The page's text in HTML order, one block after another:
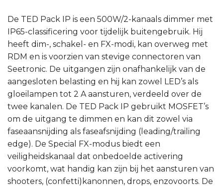
De TED Pack IP is een 500W/2-kanaals dimmer met
IP65-classificering voor tijdelijk buitengebruik. Hij
heeft dim-, schakel- en FX-modi, kan overweg met
RDM en is voorzien van stevige connectoren van
Seetronic. De uitgangen zijn onafhankelijk van de
aangesloten belasting en hij kan zowel LED’s als
gloeilampen tot 2 A aansturen, verdeeld over de
twee kanalen. De TED Pack IP gebruikt MOSFET’s
om de uitgang te dimmen en kan dit zowel via
faseaansnijding als faseafsnijding (leading/trailing
edge). De Special FX-modus biedt een
veiligheidskanaal dat onbedoelde activering
voorkomt, wat handig kan zijn bij het aansturen van
shooters, (confetti)kanonnen, drops, enzovoorts. De